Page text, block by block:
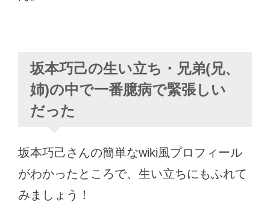
坂本巧己の生い立ち・兄弟(兄、
姉)の中で一番臆病で緊張しい
だった
坂本巧己さんの簡単なwiki風プロフィール
がわかったところで、生い立ちにもふれて
みましょう！